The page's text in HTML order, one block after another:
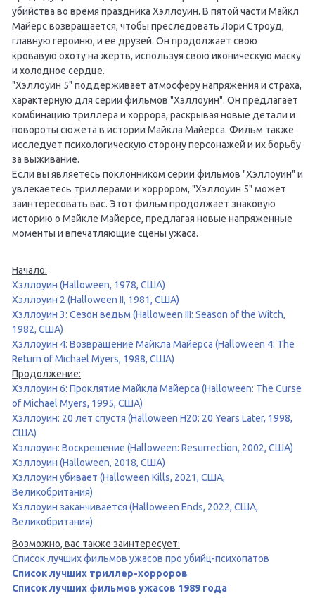
убийства во время праздника Хэллоуин. В пятой части Майкл
Майерс возвращается, чтобы преследовать Лори Строуд,
главную героиню, и ее друзей. Он продолжает свою
кровавую охоту на жертв, используя свою иконическую маску
и холодное сердце.
"Хэллоуин 5" поддерживает атмосферу напряжения и страха,
характерную для серии фильмов "Хэллоуин". Он предлагает
комбинацию триллера и хоррора, раскрывая новые детали и
повороты сюжета в истории Майкла Майерса. Фильм также
исследует психологическую сторону персонажей и их борьбу
за выживание.
Если вы являетесь поклонником серии фильмов "Хэллоуин" и
увлекаетесь триллерами и хоррором, "Хэллоуин 5" может
заинтересовать вас. Этот фильм продолжает знаковую
историю о Майкле Майерсе, предлагая новые напряженные
моменты и впечатляющие сцены ужаса.
Начало:
Хэллоуин (Halloween, 1978, США)
Хэллоуин 2 (Halloween II, 1981, США)
Хэллоуин 3: Сезон ведьм (Halloween III: Season of the Witch,
1982, США)
Хэллоуин 4: Возвращение Майкла Майерса (Halloween 4: The
Return of Michael Myers, 1988, США)
Продолжение:
Хэллоуин 6: Проклятие Майкла Майерса (Halloween: The Curse
of Michael Myers, 1995, США)
Хэллоуин: 20 лет спустя (Halloween H20: 20 Years Later, 1998,
США)
Хэллоуин: Воскрешение (Halloween: Resurrection, 2002, США)
Хэллоуин (Halloween, 2018, США)
Хэллоуин убивает (Halloween Kills, 2021, США,
Великобритания)
Хэллоуин заканчивается (Halloween Ends, 2022, США,
Великобритания)
Возможно, вас также заинтересует:
Список лучших фильмов ужасов про убийц-психопатов
Список лучших триллер-хорроров
Список лучших фильмов ужасов 1989 года